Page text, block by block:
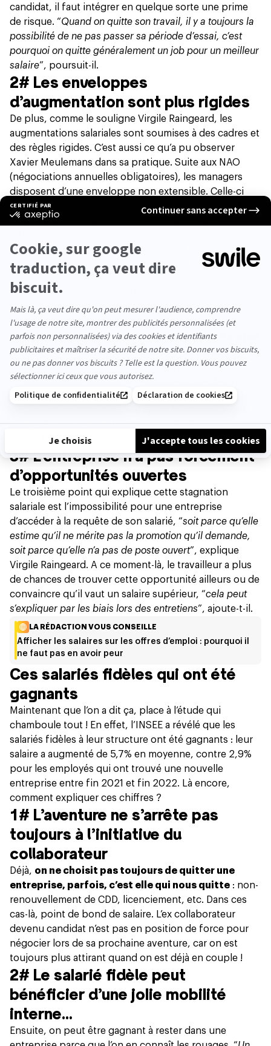
candidat, il faut intégrer en quelque sorte une prime
de risque. “Quand on quitte son travail, il y a toujours la
possibilité de ne pas passer sa période d’essai, c’est
pourquoi on quitte généralement un job pour un meilleur
salaire”, poursuit-il.
2# Les enveloppes
d’augmentation sont plus rigides
De plus, comme le souligne Virgile Raingeard, les
augmentations salariales sont soumises à des cadres et
des règles rigides. C’est aussi ce qu’a pu observer
Xavier Meulemans dans sa pratique. Suite aux NAO
(négociations annuelles obligatoires), les managers
disposent d’une enveloppe non extensible. Celle-ci
peut être absorbée par un collaborateur qui prend en
responsabilités, ou encore servir à opérer un
équivalent (ce qui va très certainement se produire
dans les années à venir avec la nouvelle Directive
européenne sur la
transparence des rémunérations
Parfois même, les augmentations salariales sont gelées
en raison d’une mauvaise santé économique de
l’entreprise. “A l’inverse,le budget pour les
embauches est plus flexible, notamment car il n’a pas
les mêmes conséquences sur le budget global.Ce ne
sont pas les mêmes enveloppes et on parle davantage
de fourchettes. Donc un candidat qui négocie bien peut
tirer vers le haut la fourchette, ce qui peut représenter
aurait obtenu en restant dans le même job”, indique
Xavier Meulemans.
3# L’entreprise n’a pas forcément
d’opportunités ouvertes
Le troisième point qui explique cette stagnation
salariale est l’impossibilité pour une entreprise
d’accéder à la requête de son salarié, “soit parce qu’elle
estime qu’il ne mérite pas la promotion qu’il demande,
soit parce qu’elle n’a pas de poste ouvert”, explique
Virgile Raingeard. A ce moment-là, le travailleur a plus
de chances de trouver cette opportunité ailleurs ou de
convaincre qu’il vaut un salaire supérieur, “cela peut
s’expliquer par les biais lors des entretiens”, ajoute-t-il.
LA RÉDACTION VOUS CONSEILLE
Afficher les salaires sur les offres d’emploi : pourquoi il
ne faut pas en avoir peur
Ces salariés fidèles qui ont été
gagnants
Maintenant que l’on a dit ça, place à l’étude qui
chamboule tout ! En effet, l’INSEE a révélé que les
salariés fidèles à leur structure ont été gagnants : leur
salaire a augmenté de 5,7% en moyenne, contre 2,9%
pour les employés qui ont trouvé une nouvelle
entreprise entre fin 2021 et fin 2022. Là encore,
comment expliquer ces chiffres ?
1# L’aventure ne s’arrête pas
toujours à l’initiative du
collaborateur
Déjà, on ne choisit pas toujours de quitter une
entreprise, parfois, c’est elle qui nous quitte : non-
renouvellement de CDD, licenciement, etc. Dans ces
cas-là, point de bond de salaire. L’ex collaborateur
devenu candidat n’est pas en position de force pour
négocier lors de sa prochaine aventure, car on est
toujours plus attirant quand on est déjà en couple !
2# Le salarié fidèle peut
bénéficier d’une jolie mobilité
interne…
Ensuite, on peut être gagnant à rester dans une